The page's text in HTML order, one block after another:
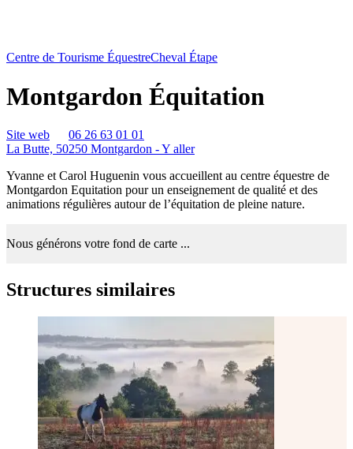
Centre de Tourisme ÉquestreCheval Étape
Montgardon Équitation
Site web
06 26 63 01 01
La Butte, 50250 Montgardon -Y aller
Yvanne et Carol Huguenin vous accueillent au centre équestre de
Montgardon Equitation pour un enseignement de qualité et des
animations régulières autour de l’équitation de pleine nature.
Nous générons votre fond de carte ...
Structures similaires